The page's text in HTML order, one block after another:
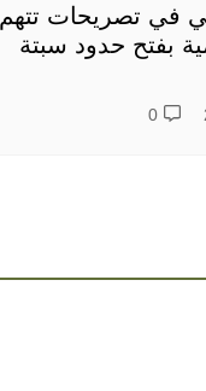
في تصريحات تتهم
بفتح حدود سبتة
0